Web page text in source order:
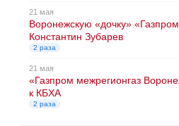
21 мая
Воронежскую «дочку»
Константин Зубарев
2 раза
21 мая
«Газпром межрегионгаз
к КБХА
2 раза